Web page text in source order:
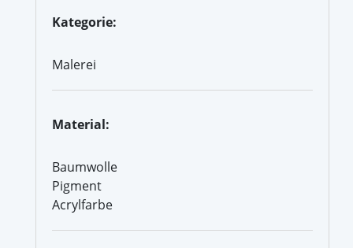
Kategorie:
Malerei
Material:
Baumwolle
Pigment
Acrylfarbe